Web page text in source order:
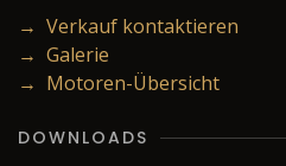
→ Verkauf kontaktieren
→ Galerie
→ Motoren-Übersicht
DOWNLOADS